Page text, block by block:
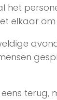
het
elkaar